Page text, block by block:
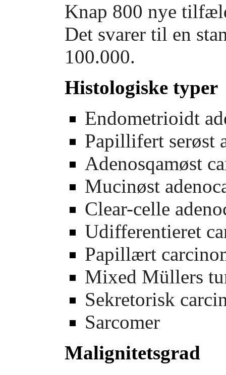
Knap 800 nye
Det svarer til en
100.000.
Histologiske typer
Endometrioidt
Papillifert serøst
Adenosqamøst
Mucinøst
Clear-celle
Udifferentieret
Papillært
Mixed Müllers
Sekretorisk
Sarcomer
Malignitetsgrad